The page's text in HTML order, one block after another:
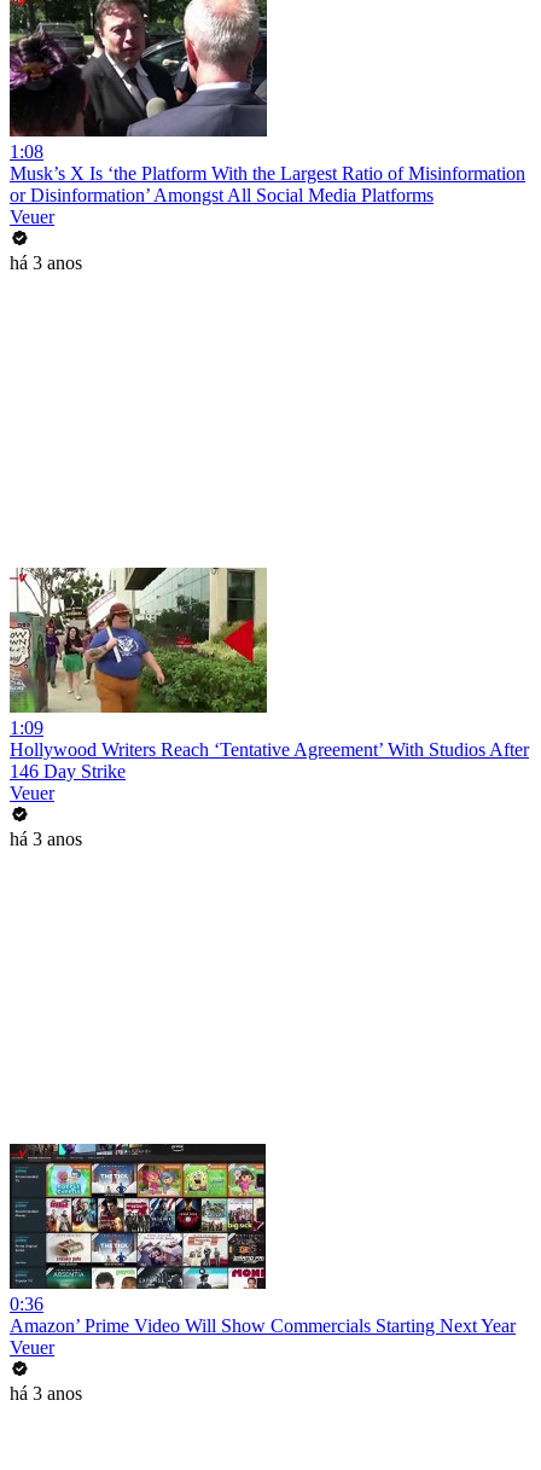
1:08
Musk’s X Is ‘the Platform With the Largest Ratio of Misinformation
or Disinformation’ Amongst All Social Media Platforms
Veuer
há 3 anos
1:09
Hollywood Writers Reach ‘Tentative Agreement’ With Studios After
146 Day Strike
Veuer
há 3 anos
0:36
Amazon’ Prime Video Will Show Commercials Starting Next Year
Veuer
há 3 anos